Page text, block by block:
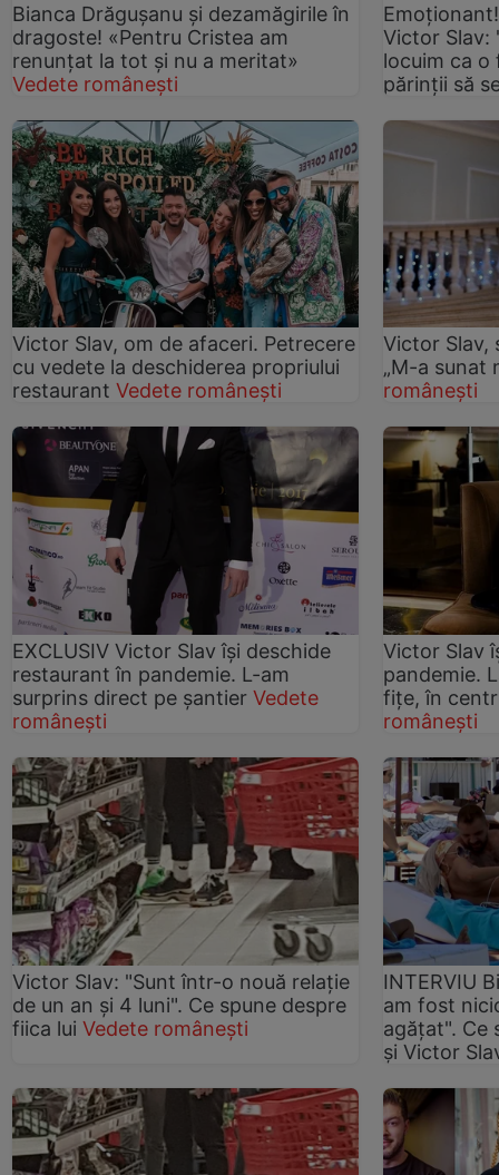
Bianca Drăgușanu și dezamăgirile în
dragoste! «Pentru Cristea am
renunțat la tot și nu a meritat»
Vedete românești
Victor Slav:
locuim ca o
părinții să
Victor Slav, om de afaceri. Petrecere
cu vedete la deschiderea propriului
restaurant Vedete românești
Victor Slav,
„M-a sunat
românești
EXCLUSIV Victor Slav îşi deschide
restaurant în pandemie. L-am
surprins direct pe șantier Vedete
românești
Victor Slav
pandemie.
fițe, în
românești
Victor Slav: "Sunt într-o nouă relație
de un an și 4 luni". Ce spune despre
fiica lui Vedete românești
INTERVIU
am fost
agățat". Ce
și Victor